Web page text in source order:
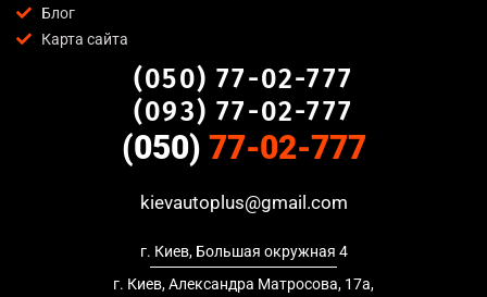
предоставляем полный пакет документов;
Гибкий подход
Воскресенка, Киев для осмотра авто и заключения
Честные цены — предлагаем до 95% от рыночной
стоимости даже за авто после аварии или с пробегом;
персональных данных, отсутствие посредников и “серых”
Любое состояние автомобиля— мы выкупаем авто после
ДТП, неисправные, не на ходу, с запретом на регистрацию,
Блог
Карта сайта
(050) 77-02-777
(093) 77-02-777
(050) 77-02-777
kievautoplus@gmail.com
г. Киев, Большая окружная 4
г. Киев, Александра Матросова, 17а,